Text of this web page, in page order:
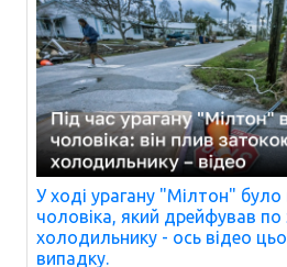
У ході урагану "Мілтон"
чоловіка, який дрейфував по
холодильнику - ось відео
випадку.